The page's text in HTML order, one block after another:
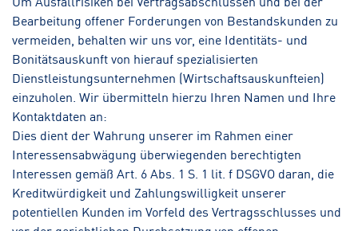
Bearbeitung offener Forderungen von Bestandskunden zu
vermeiden, behalten wir uns vor, eine Identitäts- und
Bonitätsauskunft von hierauf spezialisierten
Dienstleistungsunternehmen (Wirtschaftsauskunfteien)
einzuholen. Wir übermitteln hierzu Ihren Namen und Ihre
Kontaktdaten an:
Dies dient der Wahrung unserer im Rahmen einer
Interessensabwägung überwiegenden berechtigten
Interessen gemäß Art. 6 Abs. 1 S. 1 lit. f DSGVO daran, die
Kreditwürdigkeit und Zahlungswilligkeit unserer
potentiellen Kunden im Vorfeld des Vertragsschlusses und